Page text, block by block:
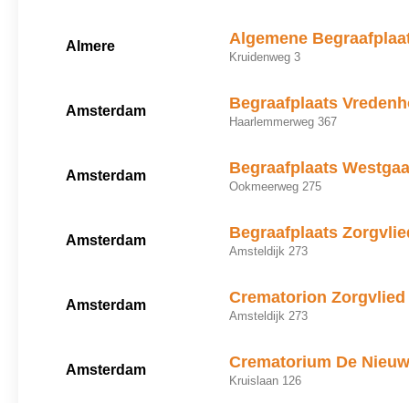
Almere Algemene
Kruidenweg 3
Amsterdam Begraafplaats
Haarlemmerweg 367
Amsterdam Begraafplaats
Ookmeerweg 275
Amsterdam Begraafplaats
Amsteldijk 273
Amsterdam Crematorion Zorgvlied
Amsteldijk 273
Amsterdam Crematorium De
Kruislaan 126